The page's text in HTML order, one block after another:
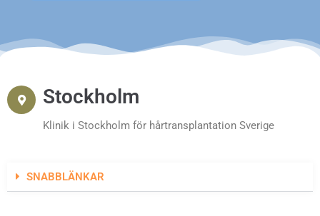
Stockholm
Klinik i Stockholm för hårtransplantation Sverige
SNABBLÄNKAR